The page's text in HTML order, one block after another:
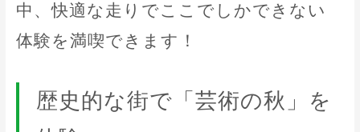
中、快適な走りでここでしかできない
体験を満喫できます！
歴史的な街で「芸術の秋」を